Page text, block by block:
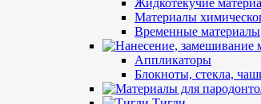
Жидкотекучие
Материалы
Временные материалы
Аппликаторы
Блокноты, стекла,